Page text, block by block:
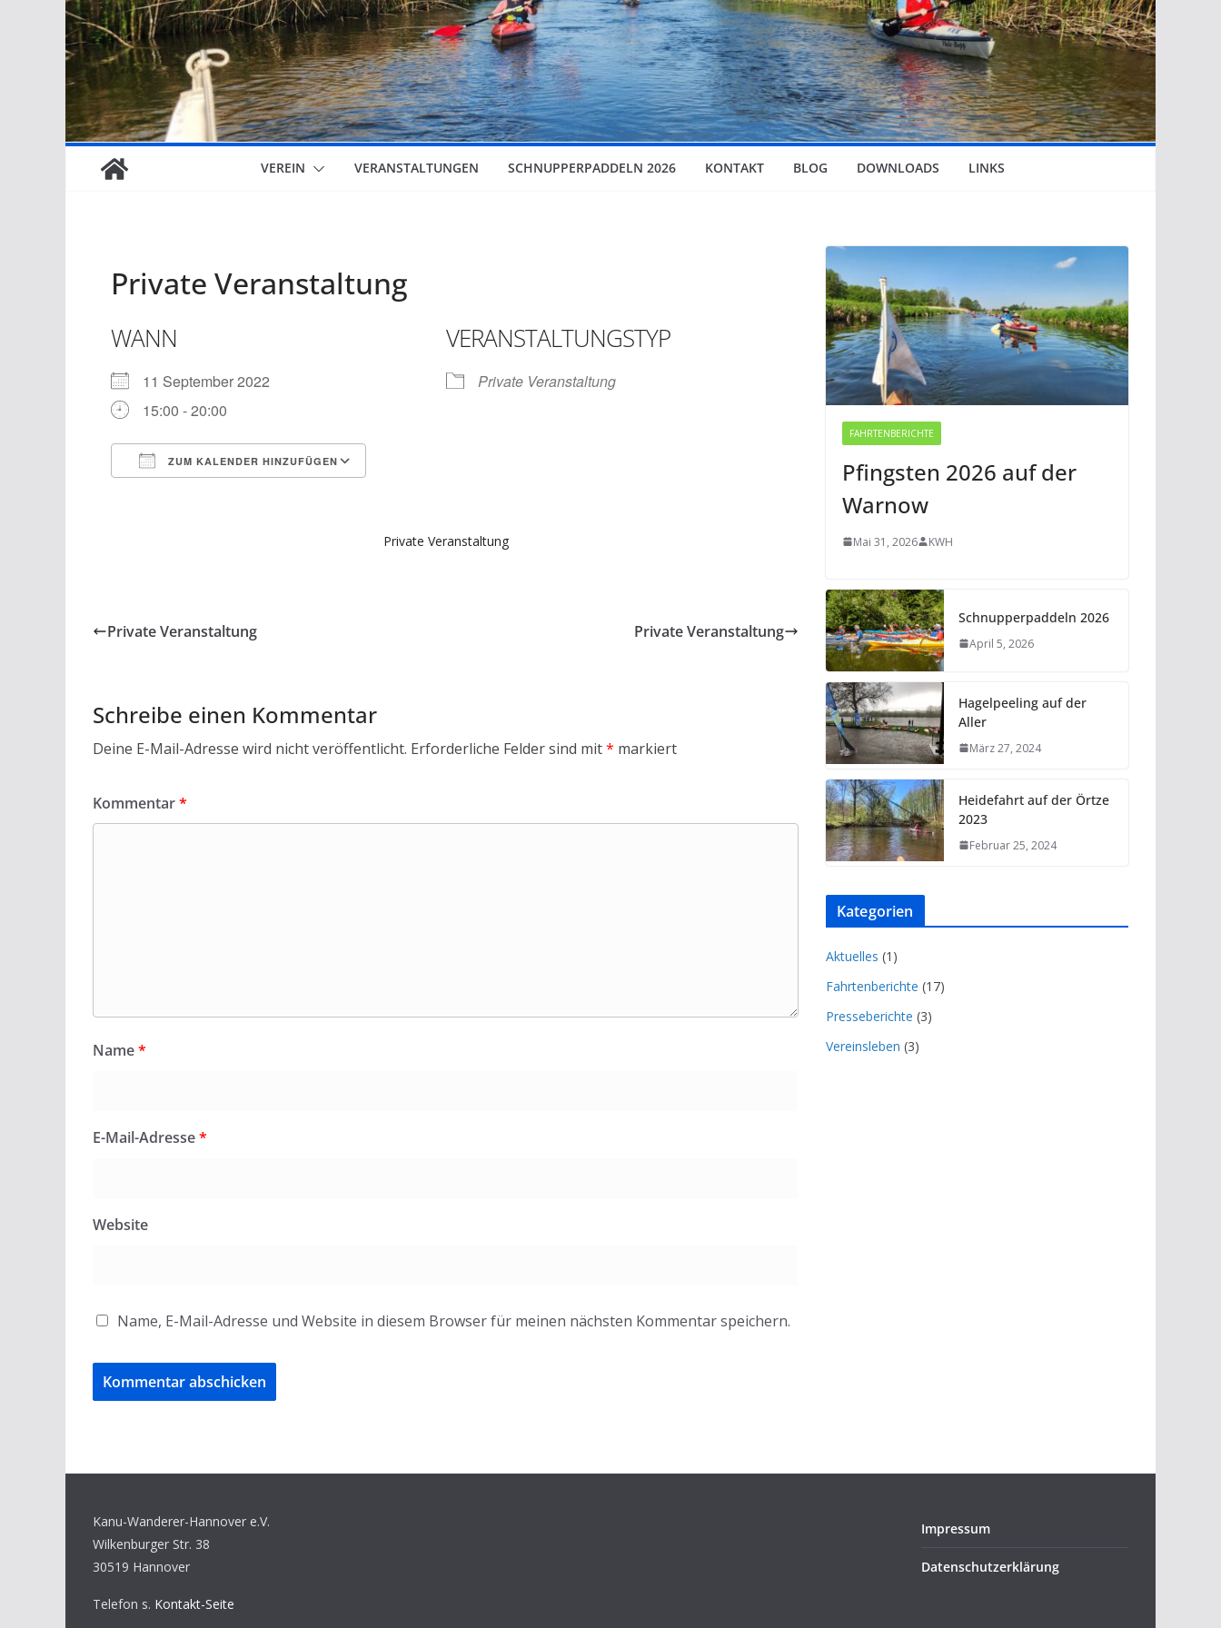
VEREIN VERANSTALTUNGEN SCHNUPPERPADDELN 2026 KONTAKT BLOG DOWNLOADS LINKS
Private Veranstaltung
WANN
11 September 2022
15:00 - 20:00
ZUM KALENDER HINZUFÜGEN
VERANSTALTUNGSTYP
Private Veranstaltung
Private Veranstaltung
Private Veranstaltung Private Veranstaltung
Schreibe einen Kommentar
Deine E-Mail-Adresse wird nicht veröffentlicht. Erforderliche Felder sind mit* markiert
Kommentar*
Name*
E-Mail-Adresse*
Website
Name, E-Mail-Adresse und Website in diesem Browser für meinen nächsten Kommentar speichern.
FAHRTENBERICHTE
Pfingsten 2026 auf der
Warnow
Mai 31, 2026 KWH
Schnupperpaddeln 2026
April 5, 2026
Hagelpeeling auf der
Aller
März 27, 2024
Heidefahrt auf der Örtze
2023
Februar 25, 2024
Kategorien
Aktuelles (1)
Fahrtenberichte (17)
Presseberichte (3)
Vereinsleben (3)
Kanu-Wanderer-Hannover e.V.
Wilkenburger Str. 38
30519 Hannover
Telefon s. Kontakt-Seite
Impressum
Datenschutzerklärung